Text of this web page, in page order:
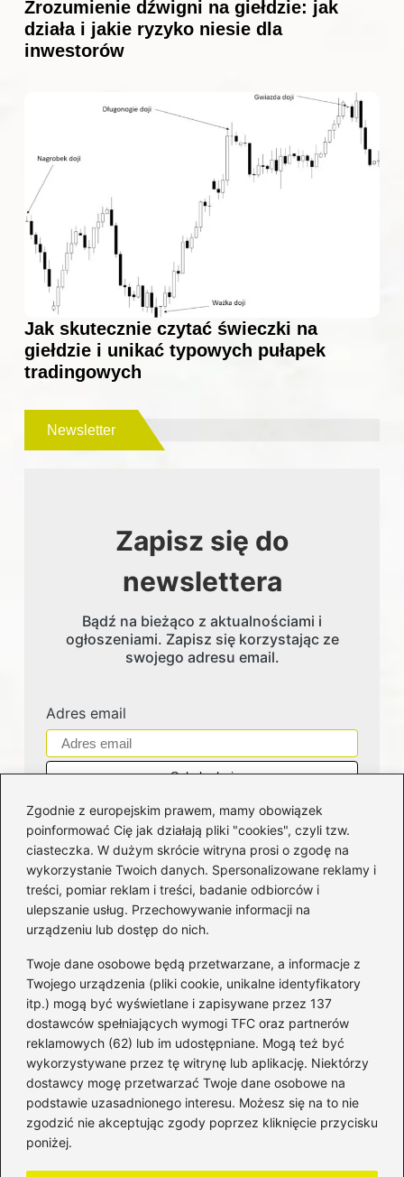
Zgodnie z europejskim prawem, mamy obowiązek
poinformować Cię jak działają pliki "cookies", czyli tzw.
ciasteczka. W dużym skrócie witryna prosi o zgodę na
wykorzystanie Twoich danych. Spersonalizowane reklamy i
treści, pomiar reklam i treści, badanie odbiorców i
ulepszanie usług. Przechowywanie informacji na
urządzeniu lub dostęp do nich.
Twoje dane osobowe będą przetwarzane, a informacje z
Twojego urządzenia (pliki cookie, unikalne identyfikatory
itp.) mogą być wyświetlane i zapisywane przez 137
dostawców spełniających wymogi TFC oraz partnerów
reklamowych (62) lub im udostępniane. Mogą też być
wykorzystywane przez tę witrynę lub aplikację. Niektórzy
dostawcy mogę przetwarzać Twoje dane osobowe na
podstawie uzasadnionego interesu. Możesz się na to nie
zgodzić nie akceptując zgody poprzez kliknięcie przycisku
poniżej.
Zrozumienie dźwigni na giełdzie: jak
działa i jakie ryzyko niesie dla
inwestorów
Jak skutecznie czytać świeczki na
giełdzie i unikać typowych pułapek
tradingowych
Newsletter
Zapisz się do
newslettera
Bądź na bieżąco z aktualnościami i
ogłoszeniami. Zapisz się korzystając ze
swojego adresu email.
Adres email
Kategorie
Bankowość (184)
Fundusze
(36)
Giełda(28)
Inwestycje(50)
Rentowność(32)
Rozliczenia(196)
Świadczenia socjalne(59)
Waluty(22)
Windykacja(50)